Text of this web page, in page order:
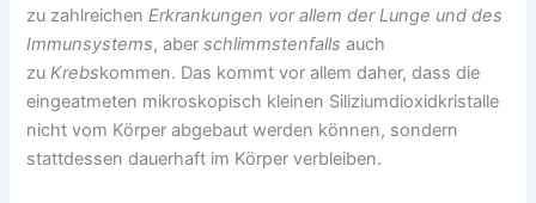
zu zahlreichenErkrankungen vor allem der Lunge und des
Immunsystems, aberschlimmstenfalls auch
zuKrebskommen. Das kommt vor allem daher, dass die
eingeatmeten mikroskopisch kleinen Siliziumdioxidkristalle
nicht vom Körper abgebaut werden können, sondern
stattdessen dauerhaft im Körper verbleiben.